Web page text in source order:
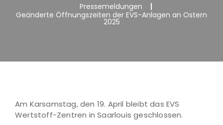
Pressemeldungen
Geänderte Öffnungszeiten der EVS-Anlagen an Ostern
2025
Am Karsamstag, den 19. April bleibt das EVS
Wertstoff-Zentren in Saarlouis geschlossen.